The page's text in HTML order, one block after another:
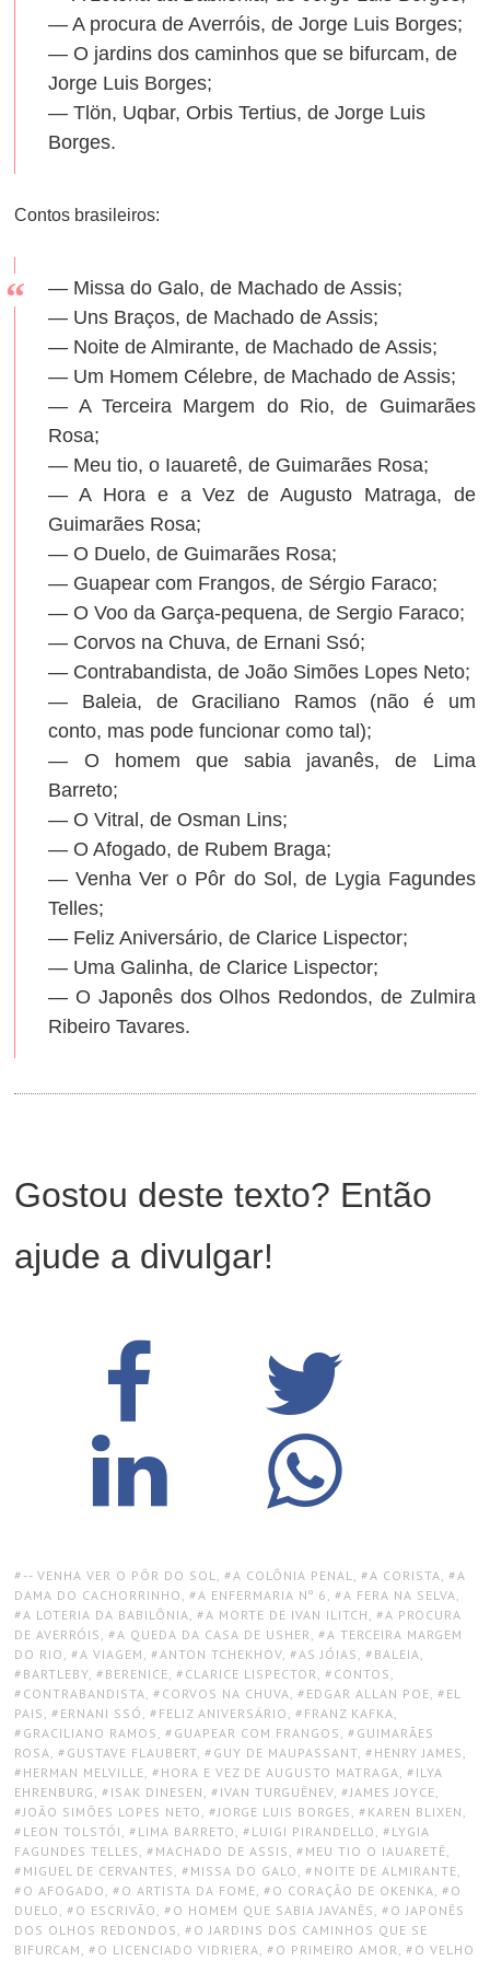
— A procura de Averróis, de Jorge Luis Borges;
— O jardins dos caminhos que se bifurcam, de
Jorge Luis Borges;
— Tlön, Uqbar, Orbis Tertius, de Jorge Luis
Borges.
Contos brasileiros:
— Missa do Galo, de Machado de Assis;
— Uns Braços, de Machado de Assis;
— Noite de Almirante, de Machado de Assis;
— Um Homem Célebre, de Machado de Assis;
— A Terceira Margem do Rio, de Guimarães
Rosa;
— Meu tio, o Iauaretê, de Guimarães Rosa;
— A Hora e a Vez de Augusto Matraga, de
Guimarães Rosa;
— O Duelo, de Guimarães Rosa;
— Guapear com Frangos, de Sérgio Faraco;
— O Voo da Garça-pequena, de Sergio Faraco;
— Corvos na Chuva, de Ernani Ssó;
— Contrabandista, de João Simões Lopes Neto;
— Baleia, de Graciliano Ramos (não é um
conto, mas pode funcionar como tal);
— O homem que sabia javanês, de Lima
Barreto;
— O Vitral, de Osman Lins;
— O Afogado, de Rubem Braga;
— Venha Ver o Pôr do Sol, de Lygia Fagundes
Telles;
— Feliz Aniversário, de Clarice Lispector;
— Uma Galinha, de Clarice Lispector;
— O Japonês dos Olhos Redondos, de Zulmira
Ribeiro Tavares.
Gostou deste texto? Então
ajude a divulgar!
TAGS:
-- VENHA VER O PÔR DO SOL, A COLÔNIA PENAL, A CORISTA, A
DAMA DO CACHORRINHO , A ENFERMARIA Nº 6 , A FERA NA SELVA,
A LOTERIA DA BABILÔNIA, A MORTE DE IVAN ILITCH , A PROCURA
DE AVERRÓIS , A QUEDA DA CASA DE USHER, A TERCEIRA MARGEM
DO RIO , A VIAGEM , ANTON TCHEKHOV, AS JÓIAS , BALEIA,
BARTLEBY, BERENICE, CLARICE LISPECTOR, CONTOS ,
CONTRABANDISTA, CORVOS NA CHUVA, EDGAR ALLAN POE, EL
PAIS , ERNANI SSÓ , FELIZ ANIVERSÁRIO , FRANZ KAFKA,
GRACILIANO RAMOS , GUAPEAR COM FRANGOS , GUIMARÃES
ROSA, GUSTAVE FLAUBERT, GUY DE MAUPASSANT, HENRY JAMES ,
HERMAN MELVILLE, HORA E VEZ DE AUGUSTO MATRAGA, ILYA
EHRENBURG , ISAK DINESEN , IVAN TURGUÊNEV, JAMES JOYCE,
JOÃO SIMÕES LOPES NETO , JORGE LUIS BORGES , KAREN BLIXEN ,
LEON TOLSTÓI , LIMA BARRETO , LUIGI PIRANDELLO , LYGIA
FAGUNDES TELLES , MACHADO DE ASSIS , MEU TIO O IAUARETÊ,
MIGUEL DE CERVANTES , MISSA DO GALO , NOITE DE ALMIRANTE,
O AFOGADO , O ARTISTA DA FOME, O CORAÇÃO DE OKENKA, O
DUELO , O ESCRIVÃO , O HOMEM QUE SABIA JAVANÊS , O JAPONÊS
DOS OLHOS REDONDOS , O JARDINS DOS CAMINHOS QUE SE
BIFURCAM , O LICENCIADO VIDRIERA, O PRIMEIRO AMOR, O VELHO